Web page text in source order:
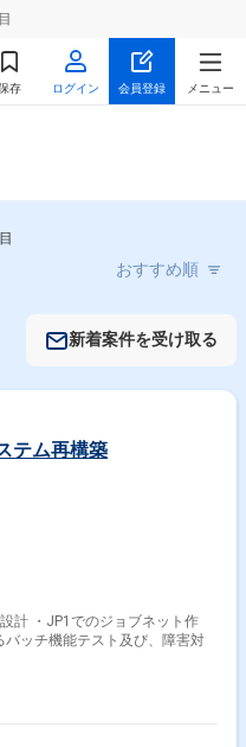
存 ログイン 会員登録 メニュー
新着案件を受け取る
テム再構築
計 ・JP1でのジョブネット作
ッチ機能テスト及び、障害対